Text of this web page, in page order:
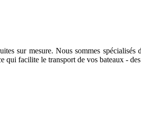
sur mesure. Nous sommes
facilite le transport de vos bateaux -